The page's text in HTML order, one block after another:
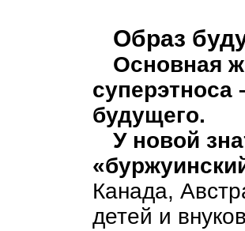
Образ
Основная
суперэтноса
будущего.
У новой
Канада,
детей и